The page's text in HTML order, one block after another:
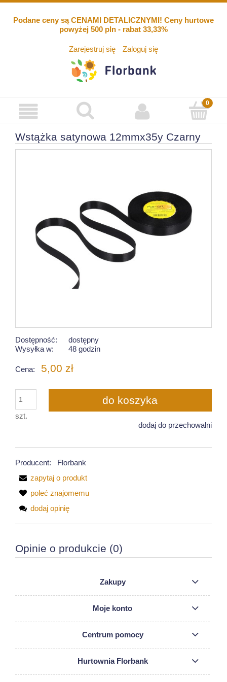
Podane ceny są CENAMI DETALICZNYMI! Ceny hurtowe
powyżej 500 pln - rabat 33,33%
Zarejestruj się Zaloguj się
Wstążka satynowa 12mmx35y Czarny
Dostępność:
dostępny
Wysyłka w:
48 godzin
Cena: 5,00 zł
szt.
do koszyka
dodaj do przechowalni
Producent:
Florbank
zapytaj o produkt
poleć znajomemu
dodaj opinię
Opinie o produkcie (0)
Zakupy
Moje konto
Centrum pomocy
Hurtownia Florbank